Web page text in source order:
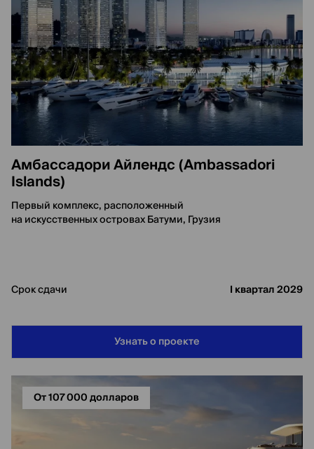
Амбассадори Айлендс (Ambassadori
Islands)
Первый комплекс, расположенный
на искусственных островах Батуми, Грузия
Срок сдачи I квартал 2029
Узнать о проекте
От 107 000 долларов